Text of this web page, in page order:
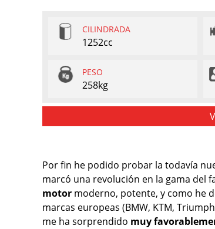
CILINDRADA
1252cc
PESO
258kg
Por fin he podido probar la todavía
marcó una revolución en la gama del
motor moderno, potente, y como he
marcas europeas (BMW, KTM,
me ha sorprendido muy